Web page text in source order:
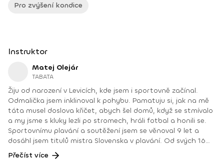
Pro zvýšení kondice
Instruktor
Matej Olejár
TABATA
Žiju od narození v Levicích, kde jsem i sportovně začínal.
Odmalička jsem inklinoval k pohybu. Pamatuju si, jak na mě
táta musel doslova křičet, abych šel domů, když se stmívalo
a my jsme s kluky lezli po stromech, hráli fotbal a honili se.
Sportovnímu plavání a soutěžení jsem se věnoval 9 let a
dosáhl jsem titulů mistra Slovenska v plavání. Od svých 16
let jsem věděl, že mojí vysněnou prací jednou bude činnost,
Přečíst více